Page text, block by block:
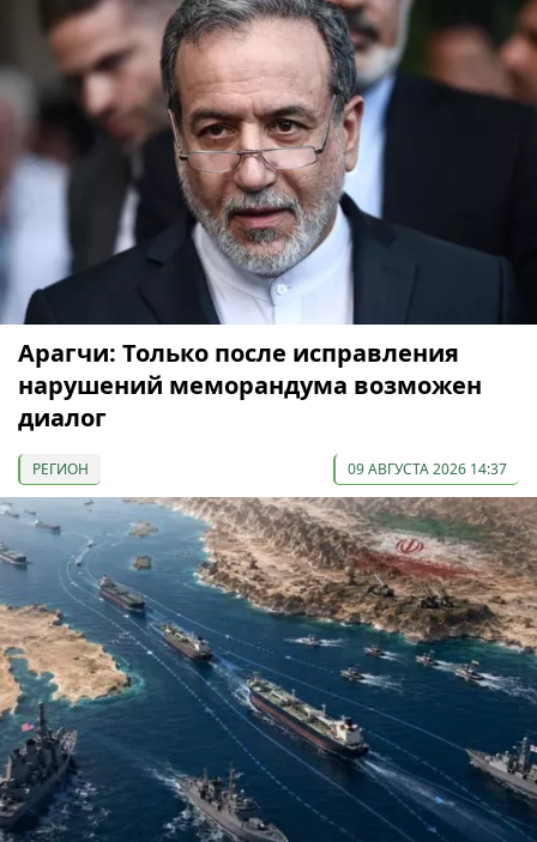
Арагчи: Только после исправления
нарушений меморандума возможен
диалог
РЕГИОН 09 АВГУСТА 2026 14:37